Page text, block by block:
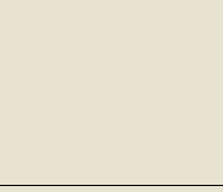
العربيّة